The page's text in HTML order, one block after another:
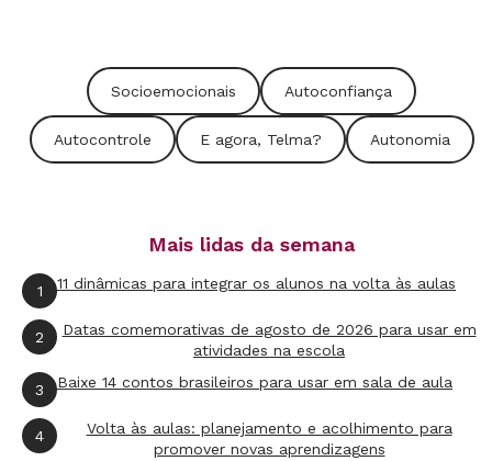
Socioemocionais Autoconfiança
Autocontrole E agora, Telma? Autonomia
Mais lidas da semana
1 11 dinâmicas para integrar os alunos na volta às aulas
2
Datas comemorativas de agosto de 2026 para usar em
atividades na escola
3 Baixe 14 contos brasileiros para usar em sala de aula
4
Volta às aulas: planejamento e acolhimento para
promover novas aprendizagens